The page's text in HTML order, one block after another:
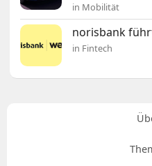
in Mobilität
norisbank
in Fintech